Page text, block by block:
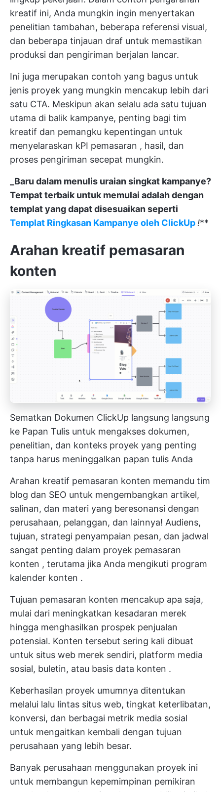
kreatif ini, Anda mungkin ingin menyertakan
penelitian tambahan, beberapa referensi visual,
dan beberapa tinjauan draf untuk memastikan
produksi dan pengiriman berjalan lancar.
Ini juga merupakan contoh yang bagus untuk
jenis proyek yang mungkin mencakup lebih dari
satu CTA. Meskipun akan selalu ada satu tujuan
utama di balik kampanye, penting bagi tim
kreatif dan pemangku kepentingan untuk
menyelaraskan kPI pemasaran , hasil, dan
proses pengiriman secepat mungkin.
_Baru dalam menulis uraian singkat kampanye?
Tempat terbaik untuk memulai adalah dengan
templat yang dapat disesuaikan seperti
Templat Ringkasan Kampanye oleh ClickUp!**
Arahan kreatif pemasaran
konten
Sematkan Dokumen ClickUp langsung langsung
ke Papan Tulis untuk mengakses dokumen,
penelitian, dan konteks proyek yang penting
tanpa harus meninggalkan papan tulis Anda
Arahan kreatif pemasaran konten memandu tim
blog dan SEO untuk mengembangkan artikel,
salinan, dan materi yang beresonansi dengan
perusahaan, pelanggan, dan lainnya! Audiens,
tujuan, strategi penyampaian pesan, dan jadwal
sangat penting dalam proyek pemasaran
konten , terutama jika Anda mengikuti program
kalender konten .
Tujuan pemasaran konten mencakup apa saja,
mulai dari meningkatkan kesadaran merek
hingga menghasilkan prospek penjualan
potensial. Konten tersebut sering kali dibuat
untuk situs web merek sendiri, platform media
sosial, buletin, atau basis data konten .
Keberhasilan proyek umumnya ditentukan
melalui lalu lintas situs web, tingkat keterlibatan,
konversi, dan berbagai metrik media sosial
untuk mengaitkan kembali dengan tujuan
perusahaan yang lebih besar.
Banyak perusahaan menggunakan proyek ini
untuk membangun kepemimpinan pemikiran